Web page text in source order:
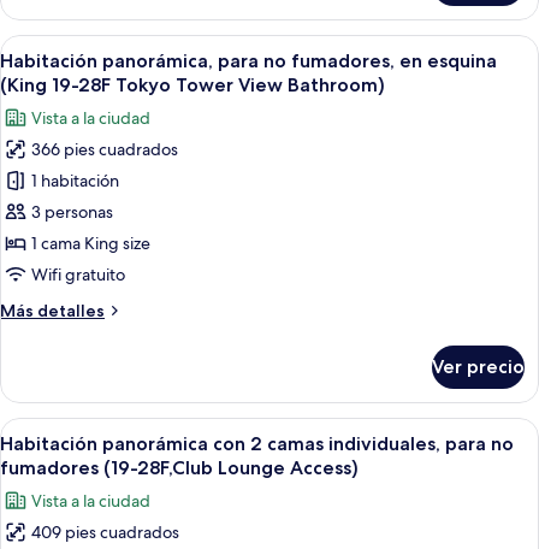
18F
Tokyo
Tower
View
Bathroom)
para
no
fumadores,
en
esquina
(King,
3-
18F
Tokyo
Tower
Bathroom)
Abrir
todas
las
fotos
de
Habitación
panorámica,
para
no
en
19-
28F
Tokyo
Tower
View
Una habitación con un amplio
11
Habitación panorámica, para no fumadores, en esquina
(King 19-28F Tokyo Tower View Bathroom)
Vista a la ciudad
366 pies cuadrados
1 habitación
3 personas
1 cama King size
Wifi gratuito
Más detalles
Más
panorámica,
para
no
fumadores,
esquina
(King
Ver precio
Abrir
todas
las
fotos
de
Una habitación de hotel moderna
26
Habitación panorámica con 2 camas individuales, para no
fumadores (19-28F,Club Lounge Access)
Vista a la ciudad
409 pies cuadrados